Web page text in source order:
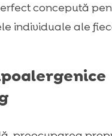
concepută
individuale ale